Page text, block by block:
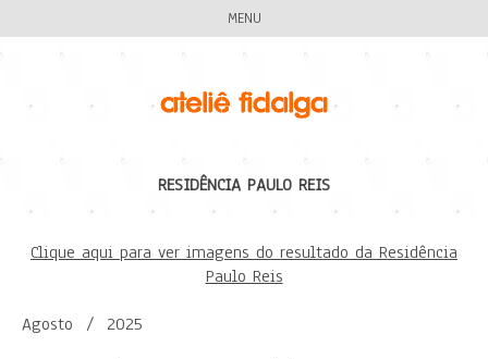
MENU
RESIDÊNCIA PAULO REIS
Clique aqui para ver imagens do resultado da Residência
Paulo Reis
Agosto / 2025